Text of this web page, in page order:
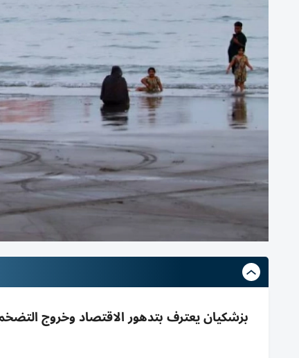
بزشكيان يعترف بتدهور الاقتصاد وخروج